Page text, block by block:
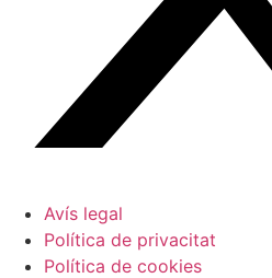
Avís legal
Política de privacitat
Política de cookies